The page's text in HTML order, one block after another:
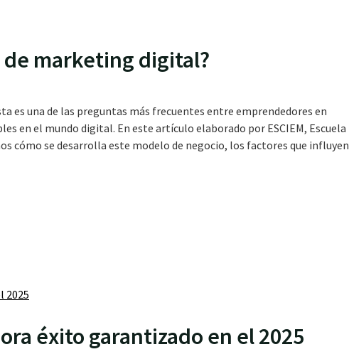
de marketing digital?
es una de las preguntas más frecuentes entre emprendedores en
en el mundo digital. En este artículo elaborado por ESCIEM, Escuela
cómo se desarrolla este modelo de negocio, los factores que influyen
éxito garantizado en el 2025